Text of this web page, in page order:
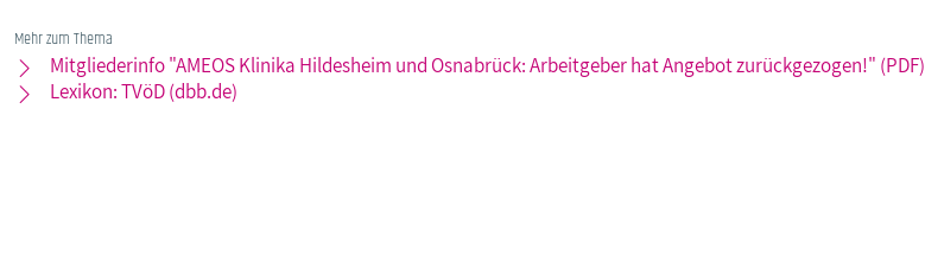
Mehr zum Thema
Mitgliederinfo "AMEOS Klinika Hildesheim und Osnabrück: Arbeitgeber hat Angebot zurückgezogen!" (PDF)
Lexikon: TVöD (dbb.de)